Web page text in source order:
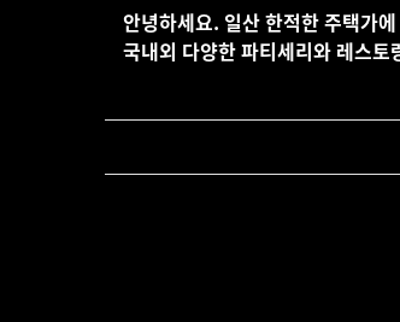
안녕하세요. 일산 한적한 주택가
국내외 다양한 파티세리와 레스